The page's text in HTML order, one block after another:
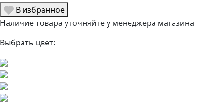
В избранное
Наличие товара уточняйте у менеджера магазина
Выбрать цвет: